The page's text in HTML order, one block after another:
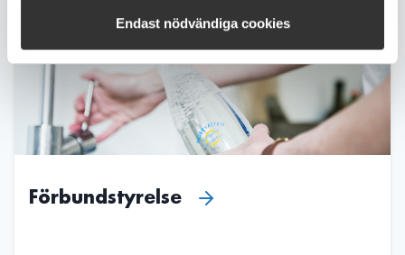
Endast nödvändiga cookies
Förbundstyrelse